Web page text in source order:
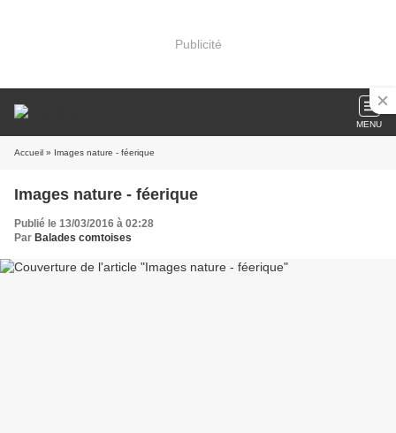
Publicité
MENU
Accueil » Images nature - féerique
Images nature - féerique
Publié le 13/03/2016 à 02:28
Par Balades comtoises